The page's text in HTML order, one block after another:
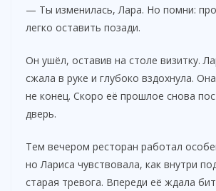
— Ты изменилась, Лара. Но помни:
легко оставить позади.
Он ушёл, оставив на столе визитку.
сжала в руке и глубоко вздохнула.
не конец. Скоро её прошлое снова
дверь.
Тем вечером ресторан работал
но Лариса чувствовала, как внутри
старая тревога. Впереди её ждала